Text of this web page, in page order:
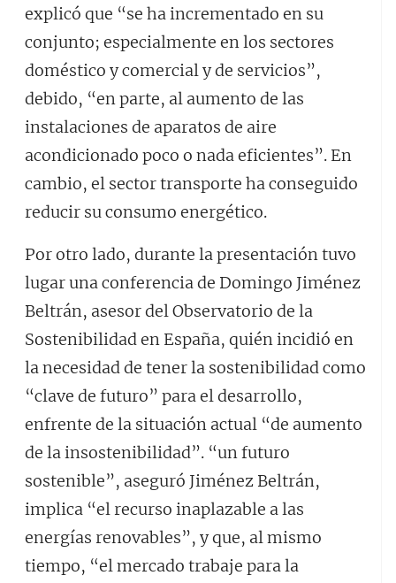
explicó que “se ha incrementado en su
conjunto; especialmente en los sectores
doméstico y comercial y de servicios”,
debido, “en parte, al aumento de las
instalaciones de aparatos de aire
acondicionado poco o nada eficientes”. En
cambio, el sector transporte ha conseguido
reducir su consumo energético.
Por otro lado, durante la presentación tuvo
lugar una conferencia de Domingo Jiménez
Beltrán, asesor del Observatorio de la
Sostenibilidad en España, quién incidió en
la necesidad de tener la sostenibilidad como
“clave de futuro” para el desarrollo,
enfrente de la situación actual “de aumento
de la insostenibilidad”. “un futuro
sostenible”, aseguró Jiménez Beltrán,
implica “el recurso inaplazable a las
energías renovables”, y que, al mismo
tiempo, “el mercado trabaje para la